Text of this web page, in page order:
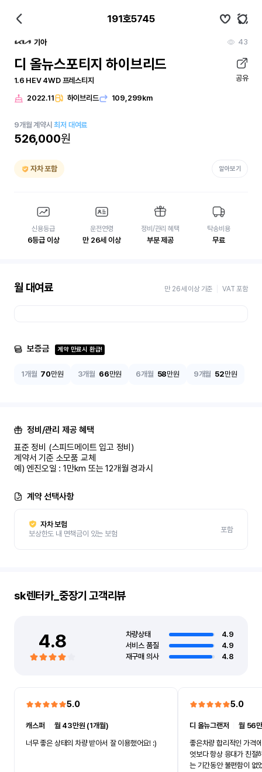
191호5745
기아 43
디 올뉴스포티지 하이브리드
1.6 HEV 4WD 프레스티지 공유
2022.11 하이브리드 109,299km
9개월 계약시최저 대여료
526,000원
자차 포함 알아보기
신용등급
6등급 이상
운전연령
만 26세 이상
정비/관리 혜택
부분 제공
탁송비용
무료
월 대여료 만 26세 이상 기준 VAT 포함
보증금 계약 만료시 환급!
1개월 70만원 3개월 66만원 6개월 58만원 9개월 52만원
정비/관리 제공 혜택
표준 정비 (스피드메이트 입고 정비)
계약서 기준 소모품 교체
예) 엔진오일 : 1만km 또는 12개월 경과시
계약 선택사항
자차 보험
보상한도 내 면책금이 있는 보험
포함
sk렌터카_중장기 고객리뷰
4.8 차량상태
4.9
서비스 품질
4.9
재구매 의사
4.8
5.0
캐스퍼
월 43만원 (1개월)
너무 좋은 상태의 차량 받아서 잘 이용했어요! :)
5.0
디 올뉴그랜저 ㅣ월 56
좋은차량 합리적인 가격
엇보다 항상 응대가 친절
는 기간동안 불편함이 없